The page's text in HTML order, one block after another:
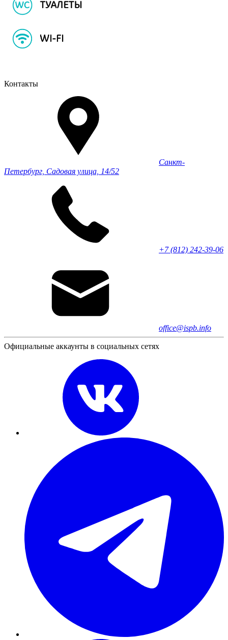
Контакты
Санкт-
Петербург, Садовая улица, 14/52
+7 (812) 242-39-06
office@ispb.info
Официальные аккаунты в социальных сетях